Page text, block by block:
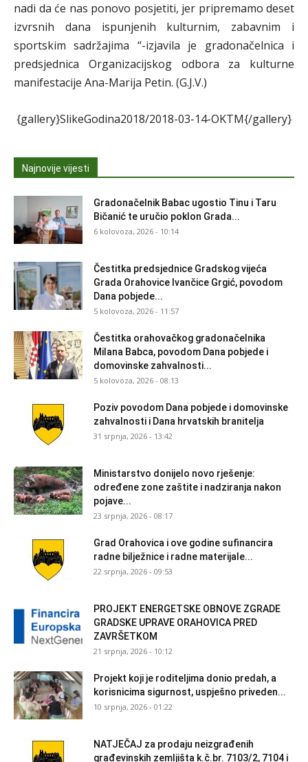
nadi da će nas ponovo posjetiti, jer pripremamo deset
izvrsnih dana ispunjenih kulturnim, zabavnim i
sportskim sadržajima “-izjavila je gradonačelnica i
predsjednica Organizacijskog odbora za kulturne
manifestacije Ana-Marija Petin. (G.J.V.)
{gallery}SlikeGodina2018/2018-03-14-OKTM{/gallery}
Najnovije vijesti
Gradonačelnik Babac ugostio Tinu i Taru
Bičanić te uručio poklon Grada...
6 kolovoza, 2026 - 10:14
Čestitka predsjednice Gradskog vijeća
Grada Orahovice Ivančice Grgić, povodom
Dana pobjede...
5 kolovoza, 2026 - 11:57
Čestitka orahovačkog gradonačelnika
Milana Babca, povodom Dana pobjede i
domovinske zahvalnosti...
5 kolovoza, 2026 - 08:13
Poziv povodom Dana pobjede i domovinske
zahvalnosti i Dana hrvatskih branitelja
31 srpnja, 2026 - 13:42
Ministarstvo donijelo novo rješenje:
određene zone zaštite i nadziranja nakon
pojave...
23 srpnja, 2026 - 08:17
Grad Orahovica i ove godine sufinancira
radne bilježnice i radne materijale...
22 srpnja, 2026 - 09:53
PROJEKT ENERGETSKE OBNOVE ZGRADE
GRADSKE UPRAVE ORAHOVICA PRED
ZAVRŠETKOM
21 srpnja, 2026 - 10:12
Projekt koji je roditeljima donio predah, a
korisnicima sigurnost, uspješno priveden...
10 srpnja, 2026 - 01:22
NATJEČAJ za prodaju neizgrađenih
građevinskih zemljišta k.č.br. 7103/2, 7104 i